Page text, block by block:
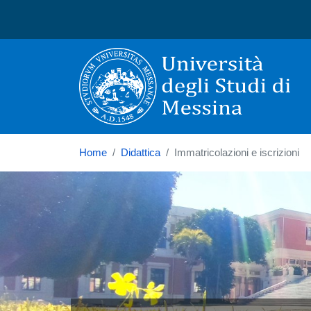
Home Didattica Immatricolazioni e iscrizioni